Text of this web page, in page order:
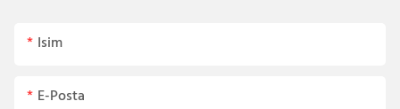
Isim
E-Posta